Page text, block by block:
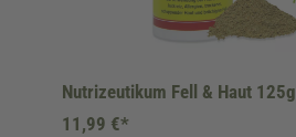
Nutrizeutikum Fell & Haut 125g
11,99 €*